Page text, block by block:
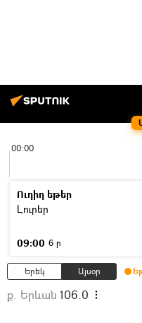
00:00
Ուղիղ եթեր
Լուրեր
09:00 6 ր
Երեկ Այսօր
ք. Երևան 106.0